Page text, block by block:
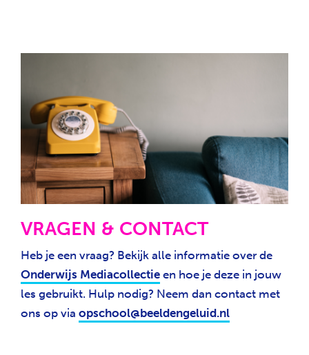
VRAGEN & CONTACT
Heb je een vraag? Bekijk alle informatie over de
Onderwijs Mediacollectie en hoe je deze in jouw
les gebruikt. Hulp nodig? Neem dan contact met
ons op via opschool@beeldengeluid.nl